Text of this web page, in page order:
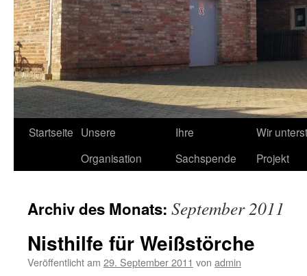
Startseite Unsere
Organisation
Ihre
Sachspende
Wir
Projekt
Archiv des Monats: September 2011
Nisthilfe für Weißstörche
Veröffentlicht am 29. September 2011 von admin